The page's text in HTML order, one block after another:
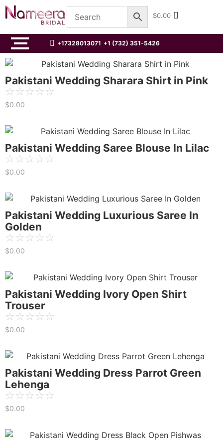
$0.00
+17328013071 +1 (732) 351-5426
Pakistani Wedding Sharara Shirt in Pink
☆☆☆☆☆
$0.00
Pakistani Wedding Saree Blouse In Lilac
☆☆☆☆☆
$0.00
Pakistani Wedding Luxurious Saree In
Golden
☆☆☆☆☆
$0.00
Pakistani Wedding Ivory Open Shirt
Trouser
☆☆☆☆☆
$0.00
Pakistani Wedding Dress Parrot Green
Lehenga
☆☆☆☆☆
$0.00